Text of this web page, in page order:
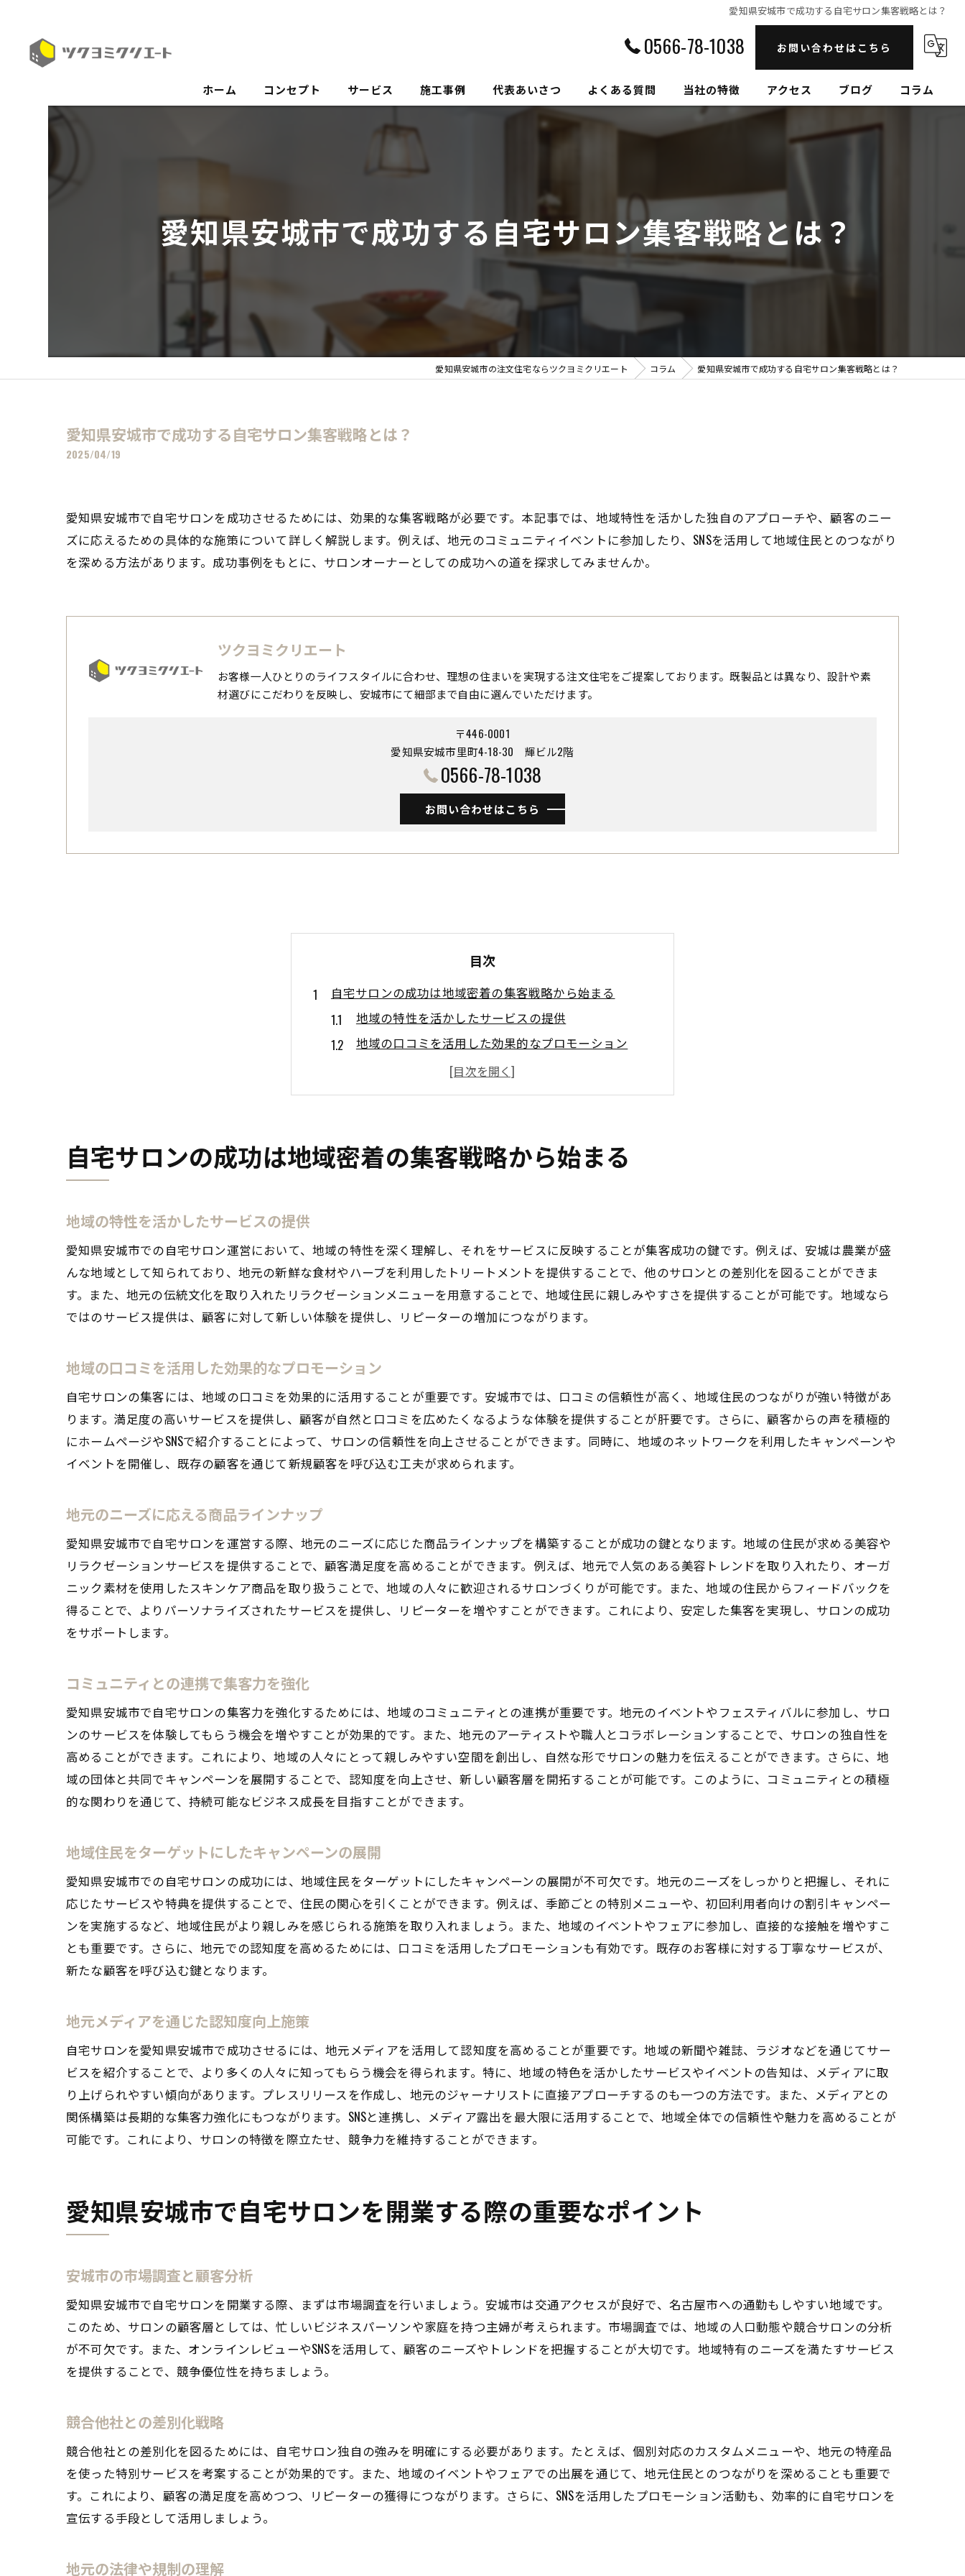
愛知県安城市で成功する自宅サロン集客戦略とは？
0566-78-1038 お問い合わせはこちら
ホーム コンセプト サービス 施工事例 代表あいさつ よくある質問 当社の特徴
セルロースファイバー
健康住宅
アクセス ブログ コラム
愛知県安城市で成功する自宅サロン集客戦略とは？
愛知県安城市の注文住宅ならツクヨミクリエート コラム 愛知県安城市で成功する自宅サロン集客戦略とは？
愛知県安城市で成功する自宅サロン集客戦略とは？
2025/04/19
愛知県安城市で自宅サロンを成功させるためには、効果的な集客戦略が必要です。本記事では、地域特性を活かした独自のアプローチや、顧客のニー
ズに応えるための具体的な施策について詳しく解説します。例えば、地元のコミュニティイベントに参加したり、SNSを活用して地域住民とのつながり
を深める方法があります。成功事例をもとに、サロンオーナーとしての成功への道を探求してみませんか。
ツクヨミクリエート
お客様一人ひとりのライフスタイルに合わせ、理想の住まいを実現する注文住宅をご提案しております。既製品とは異なり、設計や素
材選びにこだわりを反映し、安城市にて細部まで自由に選んでいただけます。
〒446-0001
愛知県安城市里町4-18-30 ​​​​​​​輝ビル2階
0566-78-1038
お問い合わせはこちら
目次
自宅サロンの成功は地域密着の集客戦略から始まる
地域の特性を活かしたサービスの提供
地域の口コミを活用した効果的なプロモーション
地元のニーズに応える商品ラインナップ
コミュニティとの連携で集客力を強化
地元メディアを通じた認知度向上施策
愛知県安城市で自宅サロンを開業する際の重要なポイント
地元の法律や規制の理解
効果的なマーケティング計画の策定
顧客満足度を高めるための工夫
持続可能なビジネスモデルの構築
地元フェスティバルへの出展で認知度アップ
地域の文化イベントと連携した特別プロモーション
地域イベントを活用した新規顧客の開拓
イベント参加者に向けた限定オファーの展開
地元イベントを通じたネットワーク構築
地域密着型SNSキャンペーンの実施
インスタグラムを活用した魅力的なビジュアル投稿
フェイスブックでの地域コミュニティへの参加
SNSでの顧客との双方向コミュニケーション
成功サロンの実践する顧客対応の工夫
地域特化型サービスの提供方法
成功事例に見るオンライン集客の効果
顧客フィードバックを活かした運営改善
地域特性を活かしたブランド構築の秘訣
顧客のニーズに応えるサロン運営の秘訣
顧客の声を活かした商品・サービス開発
ニーズに応じた柔軟なサービス提供
定期的なニーズ調査とその反映
自然光を活かした空間づくりがもたらすリラックス効果
自然光を取り入れた空間デザインのメリット
室内植物で自然の癒しをプラス
色彩と光の調和で心地よい雰囲気を演出
リラクゼーションを高めるインテリア選び
自然光の活用でサロンの付加価値を向上
地域特性を活かした自宅サロンの独自性を追求する
地域資源を活かしたサロンコンセプトの構築
地域の声を反映したサービス改善
独自性を高めるための地域特化型マーケティング
自宅サロンの成功は地域密着の集客戦略から始まる
地域の特性を活かしたサービスの提供
愛知県安城市での自宅サロン運営において、地域の特性を深く理解し、それをサービスに反映することが集客成功の鍵です。例えば、安城は農業が盛
んな地域として知られており、地元の新鮮な食材やハーブを利用したトリートメントを提供することで、他のサロンとの差別化を図ることができま
す。また、地元の伝統文化を取り入れたリラクゼーションメニューを用意することで、地域住民に親しみやすさを提供することが可能です。地域なら
ではのサービス提供は、顧客に対して新しい体験を提供し、リピーターの増加につながります。
地域の口コミを活用した効果的なプロモーション
自宅サロンの集客には、地域の口コミを効果的に活用することが重要です。安城市では、口コミの信頼性が高く、地域住民のつながりが強い特徴があ
ります。満足度の高いサービスを提供し、顧客が自然と口コミを広めたくなるような体験を提供することが肝要です。さらに、顧客からの声を積極的
にホームページやSNSで紹介することによって、サロンの信頼性を向上させることができます。同時に、地域のネットワークを利用したキャンペーンや
イベントを開催し、既存の顧客を通じて新規顧客を呼び込む工夫が求められます。
地元のニーズに応える商品ラインナップ
愛知県安城市で自宅サロンを運営する際、地元のニーズに応じた商品ラインナップを構築することが成功の鍵となります。地域の住民が求める美容や
リラクゼーションサービスを提供することで、顧客満足度を高めることができます。例えば、地元で人気のある美容トレンドを取り入れたり、オーガ
ニック素材を使用したスキンケア商品を取り扱うことで、地域の人々に歓迎されるサロンづくりが可能です。また、地域の住民からフィードバックを
得ることで、よりパーソナライズされたサービスを提供し、リピーターを増やすことができます。これにより、安定した集客を実現し、サロンの成功
をサポートします。
コミュニティとの連携で集客力を強化
愛知県安城市で自宅サロンの集客力を強化するためには、地域のコミュニティとの連携が重要です。地元のイベントやフェスティバルに参加し、サロ
ンのサービスを体験してもらう機会を増やすことが効果的です。また、地元のアーティストや職人とコラボレーションすることで、サロンの独自性を
高めることができます。これにより、地域の人々にとって親しみやすい空間を創出し、自然な形でサロンの魅力を伝えることができます。さらに、地
域の団体と共同でキャンペーンを展開することで、認知度を向上させ、新しい顧客層を開拓することが可能です。このように、コミュニティとの積極
的な関わりを通じて、持続可能なビジネス成長を目指すことができます。
地域住民をターゲットにしたキャンペーンの展開
愛知県安城市での自宅サロンの成功には、地域住民をターゲットにしたキャンペーンの展開が不可欠です。地元のニーズをしっかりと把握し、それに
応じたサービスや特典を提供することで、住民の関心を引くことができます。例えば、季節ごとの特別メニューや、初回利用者向けの割引キャンペー
ンを実施するなど、地域住民がより親しみを感じられる施策を取り入れましょう。また、地域のイベントやフェアに参加し、直接的な接触を増やすこ
とも重要です。さらに、地元での認知度を高めるためには、口コミを活用したプロモーションも有効です。既存のお客様に対する丁寧なサービスが、
新たな顧客を呼び込む鍵となります。
地元メディアを通じた認知度向上施策
自宅サロンを愛知県安城市で成功させるには、地元メディアを活用して認知度を高めることが重要です。地域の新聞や雑誌、ラジオなどを通じてサー
ビスを紹介することで、より多くの人々に知ってもらう機会を得られます。特に、地域の特色を活かしたサービスやイベントの告知は、メディアに取
り上げられやすい傾向があります。プレスリリースを作成し、地元のジャーナリストに直接アプローチするのも一つの方法です。また、メディアとの
関係構築は長期的な集客力強化にもつながります。SNSと連携し、メディア露出を最大限に活用することで、地域全体での信頼性や魅力を高めることが
可能です。これにより、サロンの特徴を際立たせ、競争力を維持することができます。
愛知県安城市で自宅サロンを開業する際の重要なポイント
安城市の市場調査と顧客分析
愛知県安城市で自宅サロンを開業する際、まずは市場調査を行いましょう。安城市は交通アクセスが良好で、名古屋市への通勤もしやすい地域です。
このため、サロンの顧客層としては、忙しいビジネスパーソンや家庭を持つ主婦が考えられます。市場調査では、地域の人口動態や競合サロンの分析
が不可欠です。また、オンラインレビューやSNSを活用して、顧客のニーズやトレンドを把握することが大切です。地域特有のニーズを満たすサービス
を提供することで、競争優位性を持ちましょう。
競合他社との差別化戦略
競合他社との差別化を図るためには、自宅サロン独自の強みを明確にする必要があります。たとえば、個別対応のカスタムメニューや、地元の特産品
を使った特別サービスを考案することが効果的です。また、地域のイベントやフェアでの出展を通じて、地元住民とのつながりを深めることも重要で
す。これにより、顧客の満足度を高めつつ、リピーターの獲得につながります。さらに、SNSを活用したプロモーション活動も、効率的に自宅サロンを
宣伝する手段として活用しましょう。
地元の法律や規制の理解